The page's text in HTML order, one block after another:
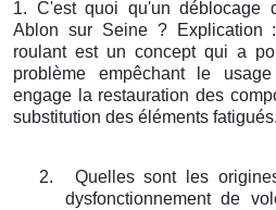
1. C'est quoi qu'un déblocage
Ablon sur Seine ? Explication
roulant est un concept qui a
problème empêchant le
engage la restauration des
substitution des éléments fatigués.
2.
Quelles sont les
dysfonctionnement de